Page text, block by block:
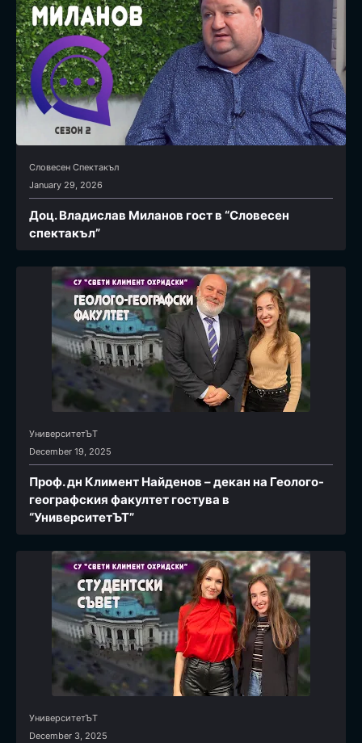
Словесен Спектакъл
January 29, 2026
Доц. Владислав Миланов гост в “Словесен
спектакъл”
УниверситетЪТ
December 19, 2025
Проф. дн Климент Найденов – декан на Геолого-
географския факултет гостува в
“УниверситетЪТ”
УниверситетЪТ
December 3, 2025